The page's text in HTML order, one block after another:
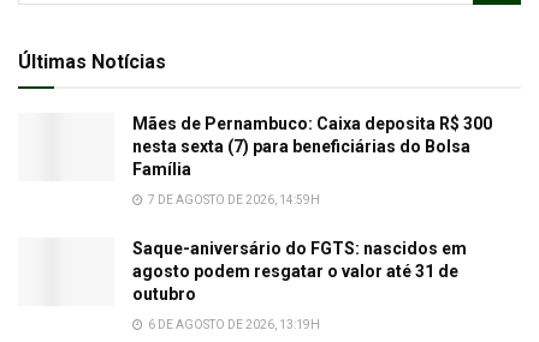
Últimas Notícias
Mães de Pernambuco: Caixa deposita R$ 300
nesta sexta (7) para beneficiárias do Bolsa
Família
7 DE AGOSTO DE 2026, 14:59H
Saque-aniversário do FGTS: nascidos em
agosto podem resgatar o valor até 31 de
outubro
6 DE AGOSTO DE 2026, 13:19H